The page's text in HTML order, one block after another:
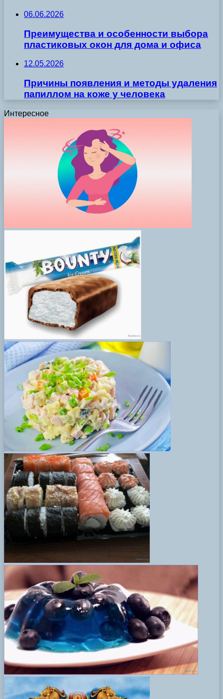
06.06.2026
Преимущества и особенности выбора
пластиковых окон для дома и офиса
12.05.2026
Причины появления и методы удаления
папиллом на коже у человека
Интересное